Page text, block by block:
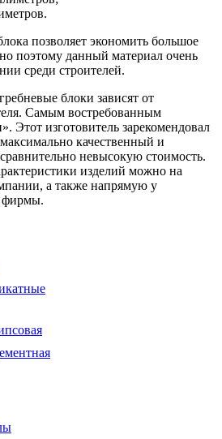
позволяет экономить большое
поэтому данный материал очень
среди строителей.
блоки зависят от
Самым востребованным
Этот изготовитель зарекомендовал
качественный и
невысокую стоимость.
изделий можно на
а также напрямую у
фирмы.